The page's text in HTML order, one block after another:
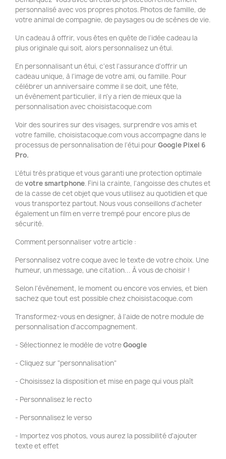
personnalisé avec vos propres photos. Photos de famille, de
votre animal de compagnie, de paysages ou de scènes de vie.
Un cadeau à offrir, vous êtes en quête de l'idée cadeau la
plus originale qui soit, alors personnalisez un étui.
En personnalisant un étui, c'est l'assurance d'offrir un
cadeau unique, à l'image de votre ami, ou famille. Pour
célébrer un anniversaire comme il se doit, une fête,
un évènement particulier, il n'y a rien de mieux que la
personnalisation avec choisistacoque.com
Voir des sourires sur des visages, surprendre vos amis et
votre famille, choisistacoque.com vous accompagne dans le
processus de personnalisation de l'étui pour Google Pixel 6
Pro.
L'étui très pratique et vous garanti une protection optimale
devotre smartphone. Fini la crainte, l'angoisse des chutes et
de la casse de cet objet que vous utilisez au quotidien et que
vous transportez partout. Nous vous conseillons d'acheter
également un film en verre trempé pour encore plus de
sécurité.
Comment personnaliser votre article :
Personnalisez votre coque avec le texte de votre choix. Une
humeur, un message, une citation... À vous de choisir !
Selon l'évènement, le moment ou encore vos envies, et bien
sachez que tout est possible chez choisistacoque.com
Transformez-vous en designer, à l'aide de notre module de
personnalisation d'accompagnement.
- Sélectionnez le modèle de votreGoogle
- Cliquez sur "personnalisation"
- Choisissez la disposition et mise en page qui vous plaît
- Personnalisez le recto
- Personnalisez le verso
- Importez vos photos, vous aurez la possibilité d'ajouter
texte et effet